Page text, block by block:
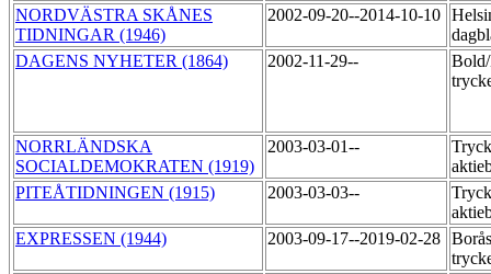
NORDVÄSTRA SKÅNES
TIDNINGAR (1946)
2002-09-20--2014-10-10
DAGENS NYHETER (1864)
2002-11-29--
NORRLÄNDSKA
SOCIALDEMOKRATEN (1919)
2003-03-01--
PITEÅTIDNINGEN (1915)
2003-03-03--
EXPRESSEN (1944)
2003-09-17--2019-02-28